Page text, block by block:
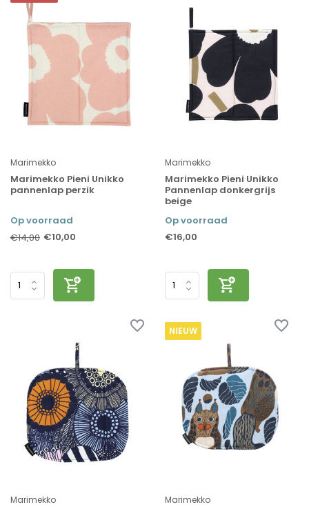
Marimekko
Marimekko Pieni Unikko
pannenlap perzik
Op voorraad
€14,00 €10,00
Marimekko
Marimekko Pieni Unikko
Pannenlap donkergrijs
beige
Op voorraad
€16,00
Marimekko
NIEUW
Marimekko